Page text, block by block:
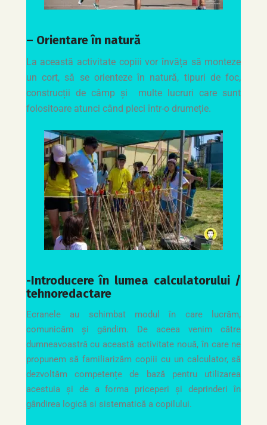
– Orientare în natură
La această activitate copiii vor învăța să monteze
un cort, să se orienteze în natură, tipuri de foc,
construcții de câmp și
multe lucruri care sunt
folositoare atunci când pleci într-o drumeție.
-Introducere în lumea calculatorului /
tehnoredactare
Ecranele au schimbat modul în care lucrăm,
comunicăm și gândim. De aceea venim către
dumneavoastră cu această activitate nouă, în care ne
propunem să familiarizăm copiii cu un calculator, să
dezvoltăm competențe de bază pentru utilizarea
acestuia și de a forma priceperi și deprinderi în
gândirea logică si sistematică a copilului.